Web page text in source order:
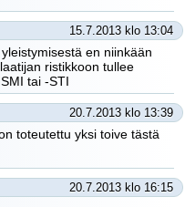
15.7.2013 klo 13:04
en niinkään
ristikkoon tullee
tai -STI
20.7.2013 klo 13:39
toteutettu yksi toive tästä
20.7.2013 klo 16:15